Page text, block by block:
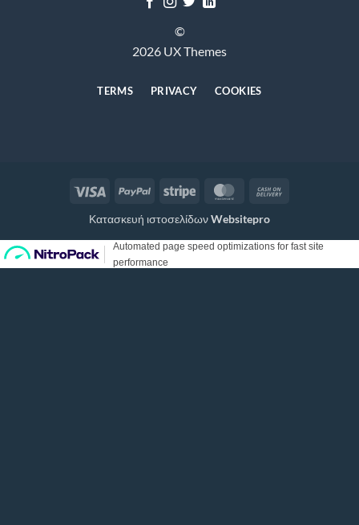
©
2026 UX Themes
TERMS PRIVACY COOKIES
Visa PayPal Stripe MasterCard
Κατασκευή ιστοσελίδωνWebsitepro